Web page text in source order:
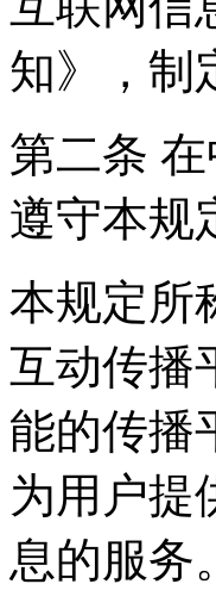
知》，制
第二条
遵守本规
本规定所
互动传播
能的传播
为用户提
息的服务。